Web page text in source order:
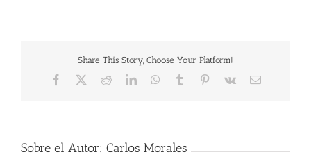
Share This Story, Choose Your Platform!
Facebook RedditLinkedInWhatsApp
Tumblr Pinterest
Vk
Correo
Sobre el Autor: Carlos Morales